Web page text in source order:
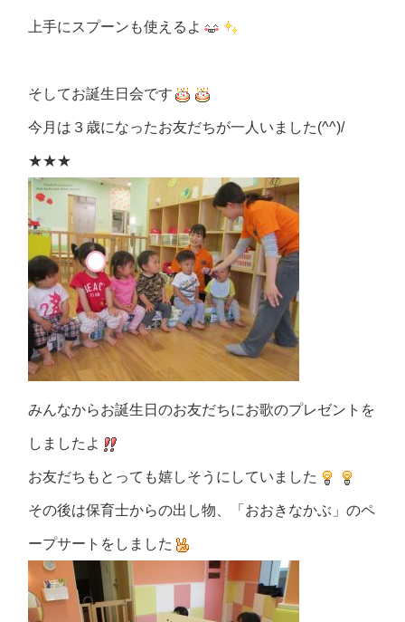
上手にスプーンも使えるよ
そしてお誕生日会です
今月は３歳になったお友だちが一人いました(^^)/
★★★
みんなからお誕生日のお友だちにお歌のプレゼントを
しましたよ
お友だちもとっても嬉しそうにしていました
その後は保育士からの出し物、「おおきなかぶ」のペ
ープサートをしました